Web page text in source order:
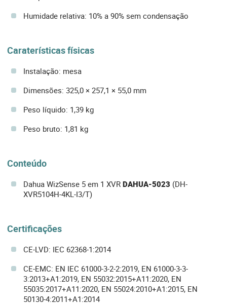
Humidade relativa: 10% a 90% sem condensação
Caraterísticas físicas
Instalação: mesa
Dimensões: 325,0 × 257,1 × 55,0 mm
Peso líquido: 1,39 kg
Peso bruto: 1,81 kg
Conteúdo
Dahua WizSense 5 em 1 XVR DAHUA-5023 (DH-
XVR5104H-4KL-I3/T)
Certificações
CE-LVD: IEC 62368-1:2014
CE-EMC: EN IEC 61000-3-2-2:2019, EN 61000-3-3-
3:2013+A1:2019, EN 55032:2015+A11:2020, EN
55035:2017+A11:2020, EN 55024:2010+A1:2015, EN
50130-4:2011+A1:2014